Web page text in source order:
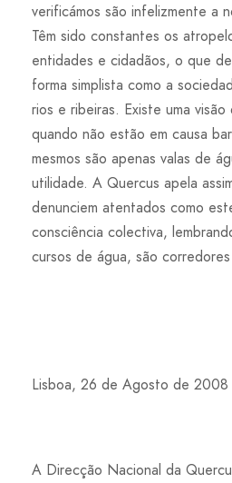
verificámos são infelizmente a
Têm sido constantes os
entidades e cidadãos, o que
forma simplista como a
rios e ribeiras. Existe uma
quando não estão em causa
mesmos são apenas valas de
utilidade. A Quercus apela
denunciem atentados como
consciência colectiva,
cursos de água, são
Lisboa, 26 de Agosto de 2008
A Direcção Nacional da